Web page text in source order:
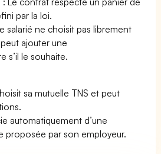
par la loi.
salarié ne choisit pas librement
ajouter une
s’il le souhaite.
sa mutuelle TNS et peut
automatiquement d’une
proposée par son employeur.